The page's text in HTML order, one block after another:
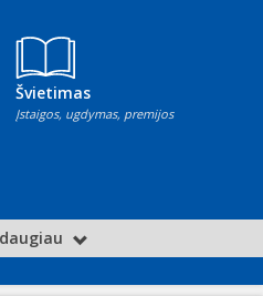
Švietimas
Įstaigos, ugdymas, premijos